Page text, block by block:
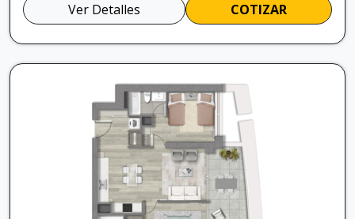
Ver Detalles COTIZAR